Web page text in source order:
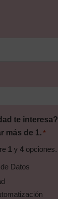
te interesa?
más de 1. *
1y 4opciones.
Datos